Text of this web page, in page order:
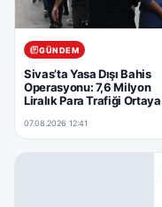
GÜNDEM
Sivas’ta Yasa Dışı Bahis
Operasyonu: 7,6 Milyon
Liralık Para Trafiği Ortaya
07.08.2026 12:41